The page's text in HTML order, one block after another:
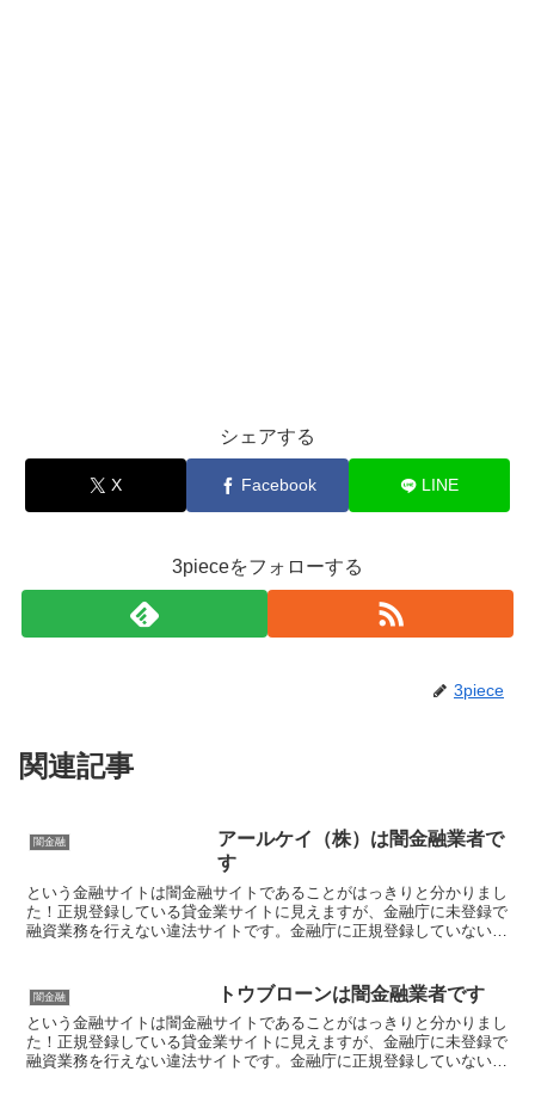
シェアする
X Facebook LINE
3pieceをフォローする
3piece
関連記事
闇金融
アールケイ（株）は闇金融業者で
す
という金融サイトは闇金融サイトであることがはっきりと分かりまし
た！正規登録している貸金業サイトに見えますが、金融庁に未登録で
融資業務を行えない違法サイトです。金融庁に正規登録していない未
闇金融 トウブローンは闇金融業者です
という金融サイトは闇金融サイトであることがはっきりと分かりまし
た！正規登録している貸金業サイトに見えますが、金融庁に未登録で
融資業務を行えない違法サイトです。金融庁に正規登録していない未